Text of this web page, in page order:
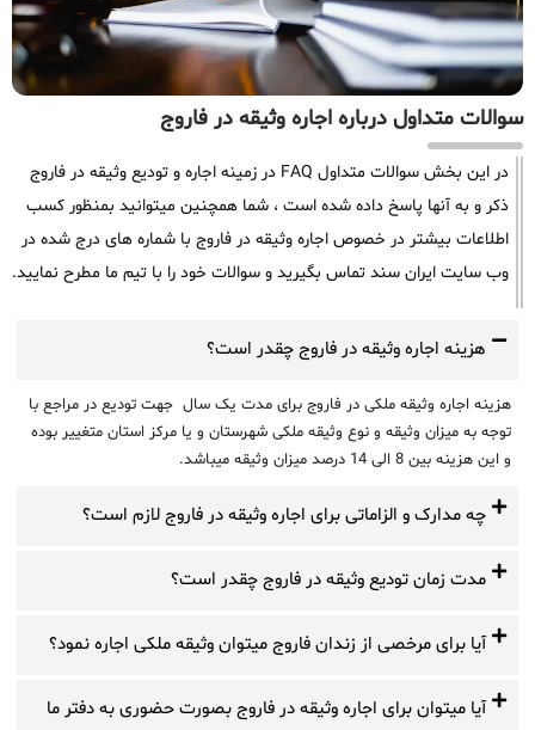
سوالات متداول درباره اجاره وثیقه در فاروج
در این بخش سوالات متداول FAQ در زمینه اجاره و تودیع وثیقه در فاروج
ذکر و به آنها پاسخ داده شده است ، شما همچنین میتوانید بمنظور کسب
اطلاعات بیشتر در خصوص اجاره وثیقه در فاروج با شماره های درج شده در
وب سایت ایران سند تماس بگیرید و سوالات خود را با تیم ما مطرح نمایید.
هزینه اجاره وثیقه در فاروج چقدر است؟
هزینه اجاره وثیقه ملکی در فاروج برای مدت یک سال جهت تودیع در مراجع با
توجه به میزان وثیقه و نوع وثیقه ملکی شهرستان و یا مرکز استان متغییر بوده
و این هزینه بین 8 الی 14 درصد میزان وثیقه میباشد.
چه مدارک و الزاماتی برای اجاره وثیقه در فاروج لازم است؟
مدت زمان تودیع وثیقه در فاروج چقدر است؟
آیا برای مرخصی از زندان فاروج میتوان وثیقه ملکی اجاره نمود؟
آیا میتوان برای اجاره وثیقه در فاروج بصورت حضوری به دفتر ما